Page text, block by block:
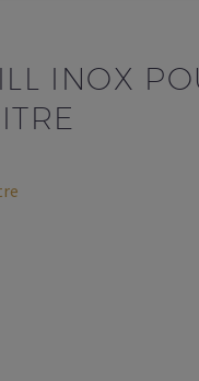
INOX